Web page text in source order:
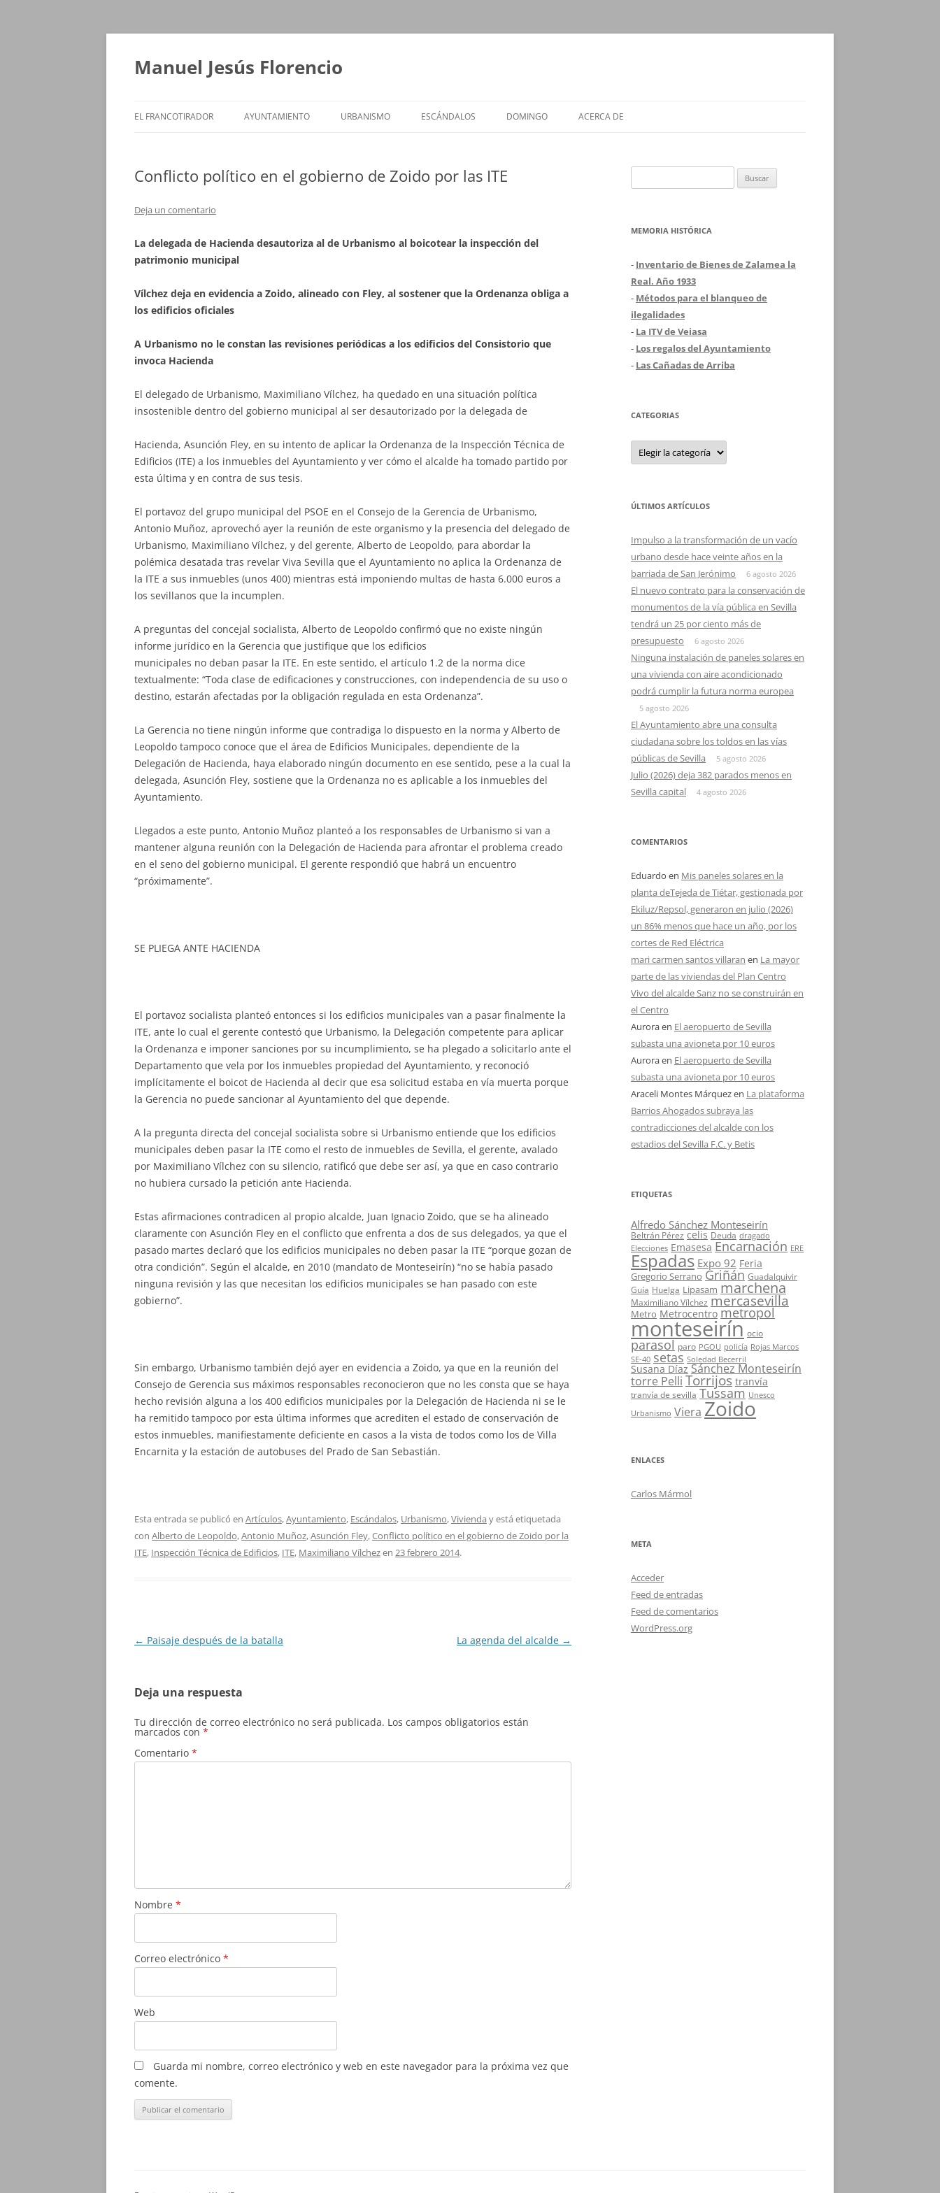
Saltar
Manuel Jesús Florencio
EL FRANCOTIRADOR AYUNTAMIENTO URBANISMO ESCÁNDALOS DOMINGO ACERCA DE
Conflicto político en el gobierno de Zoido por las ITE
Deja un comentario
La delegada de Hacienda desautoriza al de Urbanismo al boicotear la inspección del
patrimonio municipal
Vílchez deja en evidencia a Zoido, alineado con Fley, al sostener que la Ordenanza obliga a
los edificios oficiales
A Urbanismo no le constan las revisiones periódicas a los edificios del Consistorio que
invoca Hacienda
El delegado de Urbanismo, Maximiliano Vílchez, ha quedado en una situación política
insostenible dentro del gobierno municipal al ser desautorizado por la delegada de
Hacienda, Asunción Fley, en su intento de aplicar la Ordenanza de la Inspección Técnica de
Edificios (ITE) a los inmuebles del Ayuntamiento y ver cómo el alcalde ha tomado partido por
esta última y en contra de sus tesis.
El portavoz del grupo municipal del PSOE en el Consejo de la Gerencia de Urbanismo,
Antonio Muñoz, aprovechó ayer la reunión de este organismo y la presencia del delegado de
Urbanismo, Maximiliano Vílchez, y del gerente, Alberto de Leopoldo, para abordar la
polémica desatada tras revelar Viva Sevilla que el Ayuntamiento no aplica la Ordenanza de
la ITE a sus inmuebles (unos 400) mientras está imponiendo multas de hasta 6.000 euros a
los sevillanos que la incumplen.
A preguntas del concejal socialista, Alberto de Leopoldo confirmó que no existe ningún
informe jurídico en la Gerencia que justifique que los edificios
municipales no deban pasar la ITE. En este sentido, el artículo 1.2 de la norma dice
textualmente: “Toda clase de edificaciones y construcciones, con independencia de su uso o
destino, estarán afectadas por la obligación regulada en esta Ordenanza”.
La Gerencia no tiene ningún informe que contradiga lo dispuesto en la norma y Alberto de
Leopoldo tampoco conoce que el área de Edificios Municipales, dependiente de la
Delegación de Hacienda, haya elaborado ningún documento en ese sentido, pese a la cual la
delegada, Asunción Fley, sostiene que la Ordenanza no es aplicable a los inmuebles del
Ayuntamiento.
Llegados a este punto, Antonio Muñoz planteó a los responsables de Urbanismo si van a
mantener alguna reunión con la Delegación de Hacienda para afrontar el problema creado
en el seno del gobierno municipal. El gerente respondió que habrá un encuentro
“próximamente”.
SE PLIEGA ANTE HACIENDA
El portavoz socialista planteó entonces si los edificios municipales van a pasar finalmente la
ITE, ante lo cual el gerente contestó que Urbanismo, la Delegación competente para aplicar
la Ordenanza e imponer sanciones por su incumplimiento, se ha plegado a solicitarlo ante el
Departamento que vela por los inmuebles propiedad del Ayuntamiento, y reconoció
implícitamente el boicot de Hacienda al decir que esa solicitud estaba en vía muerta porque
la Gerencia no puede sancionar al Ayuntamiento del que depende.
A la pregunta directa del concejal socialista sobre si Urbanismo entiende que los edificios
municipales deben pasar la ITE como el resto de inmuebles de Sevilla, el gerente, avalado
por Maximiliano Vílchez con su silencio, ratificó que debe ser así, ya que en caso contrario
no hubiera cursado la petición ante Hacienda.
Estas afirmaciones contradicen al propio alcalde, Juan Ignacio Zoido, que se ha alineado
claramente con Asunción Fley en el conflicto que enfrenta a dos de sus delegados, ya que el
pasado martes declaró que los edificios municipales no deben pasar la ITE “porque gozan de
otra condición”. Según el alcalde, en 2010 (mandato de Monteseirín) “no se había pasado
ninguna revisión y las que necesitan los edificios municipales se han pasado con este
gobierno”.
Sin embargo, Urbanismo también dejó ayer en evidencia a Zoido, ya que en la reunión del
Consejo de Gerencia sus máximos responsables reconocieron que no les consta que se haya
hecho revisión alguna a los 400 edificios municipales por la Delegación de Hacienda ni se le
ha remitido tampoco por esta última informes que acrediten el estado de conservación de
estos inmuebles, manifiestamente deficiente en casos a la vista de todos como los de Villa
Encarnita y la estación de autobuses del Prado de San Sebastián.
Esta entrada se publicó en Artículos,Ayuntamiento, Escándalos, Urbanismo,Vivienda y está etiquetada
con Alberto de Leopoldo,Antonio Muñoz,Asunción Fley,Conflicto político en el gobierno de Zoido por la
ITE, Inspección Técnica de Edificios, ITE, Maximiliano Vílchezen 23 febrero 2014.
Navegación
← Paisaje después de la batalla La agenda del alcalde →
Deja una respuesta
Tu dirección de correo electrónico no será publicada. Los campos obligatorios están
marcados con *
Comentario *
Nombre *
Correo electrónico *
Web
Guarda mi nombre, correo electrónico y web en este navegador para la próxima vez que
comente.
MEMORIA HISTÓRICA
- Inventario de Bienes de Zalamea la
Real. Año 1933
- Métodos para el blanqueo de
ilegalidades
- La ITV de Veiasa
- Los regalos del Ayuntamiento
- Las Cañadas de Arriba
CATEGORIAS
Categorias
ÚLTIMOS ARTÍCULOS
Impulso a la transformación de un vacío
urbano desde hace veinte años en la
barriada de San Jerónimo
6 agosto 2026
El nuevo contrato para la conservación de
monumentos de la vía pública en Sevilla
tendrá un 25 por ciento más de
presupuesto
6 agosto 2026
Ninguna instalación de paneles solares en
una vivienda con aire acondicionado
podrá cumplir la futura norma europea
5 agosto 2026
El Ayuntamiento abre una consulta
ciudadana sobre los toldos en las vías
públicas de Sevilla
5 agosto 2026
Julio (2026) deja 382 parados menos en
Sevilla capital
4 agosto 2026
COMENTARIOS
Eduardo en Mis paneles solares en la
planta deTejeda de Tiétar, gestionada por
Ekiluz/Repsol, generaron en julio (2026)
un 86% menos que hace un año, por los
cortes de Red Eléctrica
mari carmen santos villaran en La mayor
parte de las viviendas del Plan Centro
Vivo del alcalde Sanz no se construirán en
el Centro
Auroraen El aeropuerto de Sevilla
subasta una avioneta por 10 euros
Auroraen El aeropuerto de Sevilla
subasta una avioneta por 10 euros
Araceli Montes Márquezen La plataforma
Barrios Ahogados subraya las
contradicciones del alcalde con los
estadios del Sevilla F.C. y Betis
ETIQUETAS
Alfredo Sánchez Monteseirín
Beltrán Pérez celis Deuda dragado
Elecciones Emasesa Encarnación ERE
Espadas Expo 92 Feria
Gregorio Serrano Griñán Guadalquivir
Guía Huelga Lipasam marchena
Maximiliano Vílchez mercasevilla
Metro Metrocentro metropol
monteseirín ocio
parasol paro PGOU policía Rojas Marcos
SE-40 setas Soledad Becerril
Susana Díaz Sánchez Monteseirín
torre Pelli Torrijos tranvía
tranvía de sevilla Tussam Unesco
Urbanismo Viera Zoido
ENLACES
Carlos Mármol
META
Acceder
Feed de entradas
Feed de comentarios
WordPress.org